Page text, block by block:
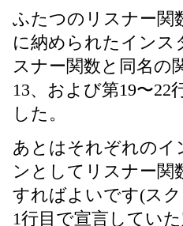
ふたつのリスナー関
に納められたインス
スナー関数と同名の
13、および第19〜
した。
あとはそれぞれの
ンとしてリスナー関
すればよいです(ス
1行目で宣言してい